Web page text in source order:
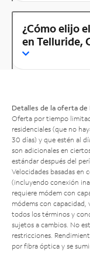
¿Cómo elijo
en Telluride,
Detalles de la oferta
Oferta por tiempo
residenciales (que no
30 días) y que estén al
son adicionales en
estándar después del
Velocidades basadas en
(incluyendo conexión
requiere módem con
módems con capacidad,
todos los términos y
sujetos a cambios. No
restricciones.
por fibra óptica y se